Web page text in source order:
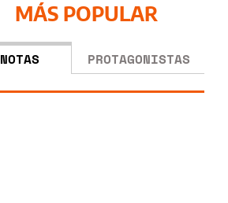
MÁS POPULAR
NOTAS PROTAGONISTAS